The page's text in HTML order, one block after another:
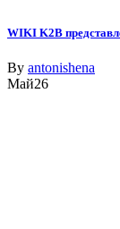
WIKI K2B
By antonishena
Май26